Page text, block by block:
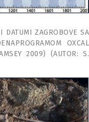
ZAGROBOVE SA
OXCAL
2009) (AUTOR: S.